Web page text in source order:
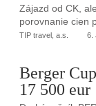
Zájazd od CK,
porovnanie cien
TIP travel, a.s. 6.
Berger
17 500 eur